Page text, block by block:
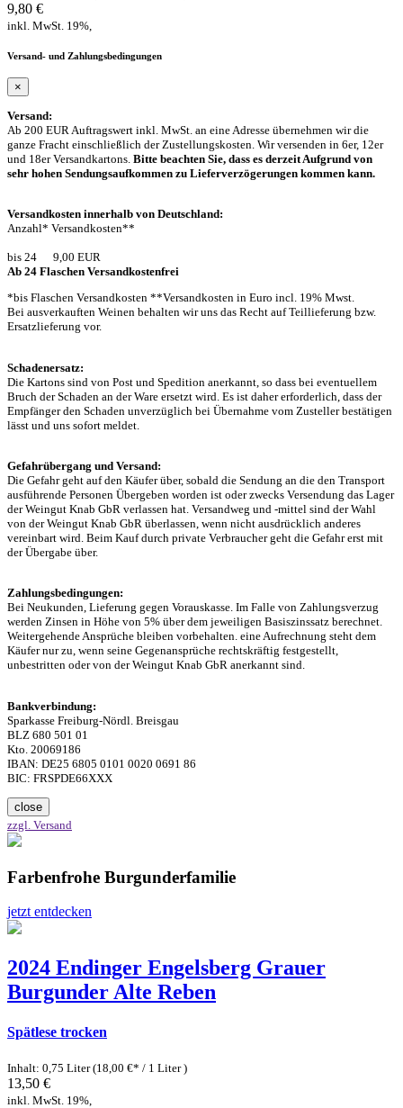
9,80 €
inkl. MwSt. 19%,
Versand- und Zahlungsbedingungen
×
Versand:
Ab 200 EUR Auftragswert inkl. MwSt. an eine Adresse übernehmen wir die
ganze Fracht einschließlich der Zustellungskosten. Wir versenden in 6er, 12er
und 18er Versandkartons. Bitte beachten Sie, dass es derzeit Aufgrund von
sehr hohen Sendungsaufkommen zu Lieferverzögerungen kommen kann.
Versandkosten innerhalb von Deutschland:
Anzahl* Versandkosten**
bis 24 9,00 EUR
Ab 24 Flaschen Versandkostenfrei
*bis Flaschen Versandkosten **Versandkosten in Euro incl. 19% Mwst.
Bei ausverkauften Weinen behalten wir uns das Recht auf Teillieferung bzw.
Ersatzlieferung vor.
Schadenersatz:
Die Kartons sind von Post und Spedition anerkannt, so dass bei eventuellem
Bruch der Schaden an der Ware ersetzt wird. Es ist daher erforderlich, dass der
Empfänger den Schaden unverzüglich bei Übernahme vom Zusteller bestätigen
lässt und uns sofort meldet.
Gefahrübergang und Versand:
Die Gefahr geht auf den Käufer über, sobald die Sendung an die den Transport
ausführende Personen Übergeben worden ist oder zwecks Versendung das Lager
der Weingut Knab GbR verlassen hat. Versandweg und -mittel sind der Wahl
von der Weingut Knab GbR überlassen, wenn nicht ausdrücklich anderes
vereinbart wird. Beim Kauf durch private Verbraucher geht die Gefahr erst mit
der Übergabe über.
Zahlungsbedingungen:
Bei Neukunden, Lieferung gegen Vorauskasse. Im Falle von Zahlungsverzug
werden Zinsen in Höhe von 5% über dem jeweiligen Basiszinssatz berechnet.
Weitergehende Ansprüche bleiben vorbehalten. eine Aufrechnung steht dem
Käufer nur zu, wenn seine Gegenansprüche rechtskräftig festgestellt,
unbestritten oder von der Weingut Knab GbR anerkannt sind.
Bankverbindung:
Sparkasse Freiburg-Nördl. Breisgau
BLZ 680 501 01
Kto. 20069186
IBAN: DE25 6805 0101 0020 0691 86
BIC: FRSPDE66XXX
close
zzgl. Versand
Farbenfrohe Burgunderfamilie
jetzt entdecken
2024 Endinger Engelsberg Grauer
Burgunder Alte Reben
Spätlese trocken
Inhalt: 0,75 Liter (18,00 €* / 1 Liter )
13,50 €
inkl. MwSt. 19%,